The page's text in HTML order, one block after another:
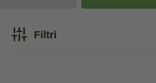
Filtri